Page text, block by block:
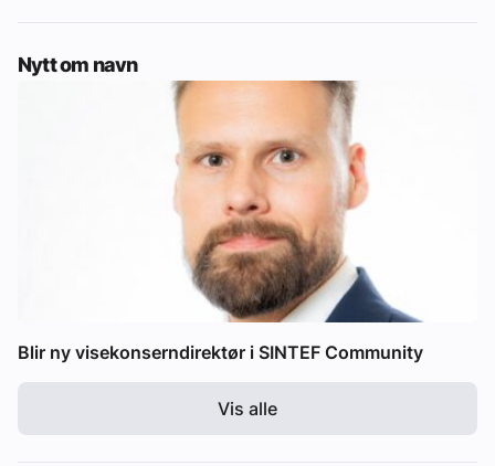
Nytt om navn
Blir ny visekonserndirektør i SINTEF Community
Vis alle